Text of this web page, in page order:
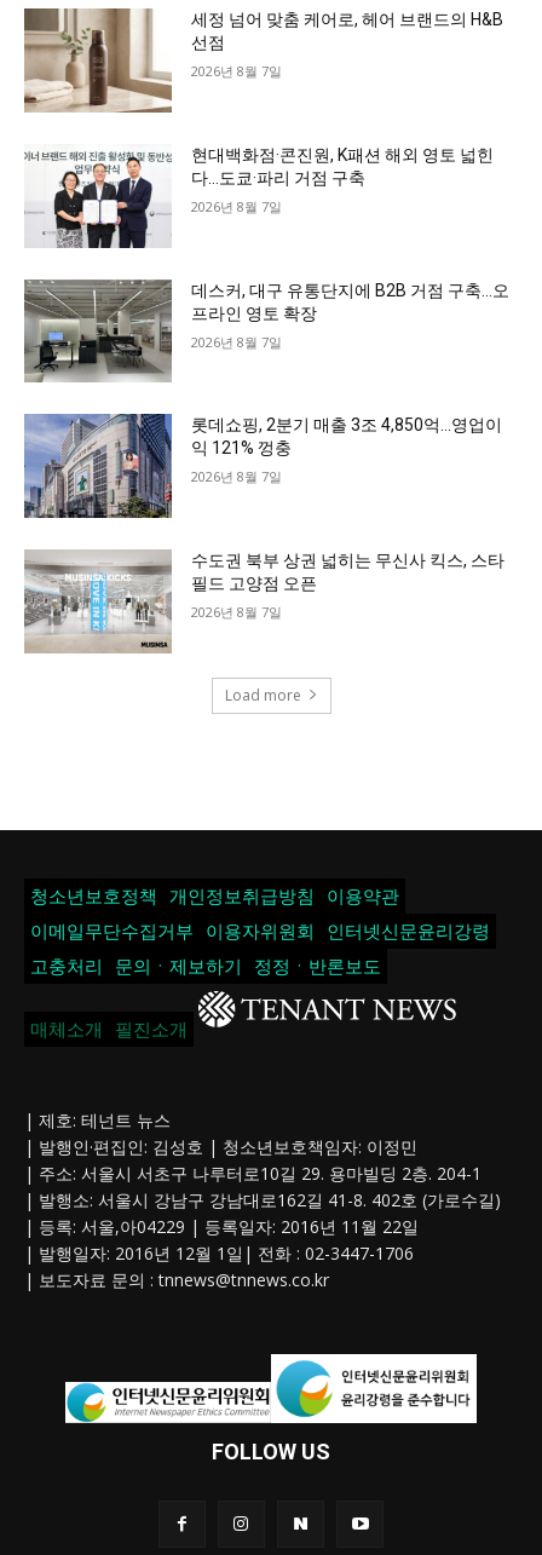
세정 넘어 맞춤 케어로, 헤어 브랜드의 H&B
선점
2026년 8월 7일
현대백화점·콘진원, K패션 해외 영토 넓힌
다…도쿄·파리 거점 구축
2026년 8월 7일
데스커, 대구 유통단지에 B2B 거점 구축…오
프라인 영토 확장
2026년 8월 7일
롯데쇼핑, 2분기 매출 3조 4,850억…영업이
익 121% 껑충
2026년 8월 7일
수도권 북부 상권 넓히는 무신사 킥스, 스타
필드 고양점 오픈
2026년 8월 7일
Load more
청소년보호정책 개인정보취급방침
이용약관
이메일무단수집거부
이용자위원회
인터넷신문윤리강령
고충처리
문의ㆍ제보하기 정정ㆍ반론보도
매체소개 필진소개
| 제호: 테넌트 뉴스
| 발행인·편집인: 김성호 | 청소년보호책임자: 이정민
| 주소: 서울시 서초구 나루터로10길 29. 용마빌딩 2층. 204-1
| 발행소: 서울시 강남구 강남대로162길 41-8. 402호 (가로수길)
| 등록: 서울,아04229 | 등록일자: 2016년 11월 22일
| 발행일자: 2016년 12월 1일| 전화 : 02-3447-1706
| 보도자료 문의 :tnnews@tnnews.co.kr
FOLLOW US